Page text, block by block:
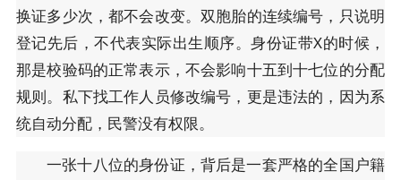
换证多少次，都不会改变。双胞胎的连续编号，只说明
登记先后，不代表实际出生顺序。身份证带X的时候，
那是校验码的正常表示，不会影响十五到十七位的分配
规则。私下找工作人员修改编号，更是违法的，因为系
统自动分配，民警没有权限。
一张十八位的身份证，背后是一套严格的全国户籍